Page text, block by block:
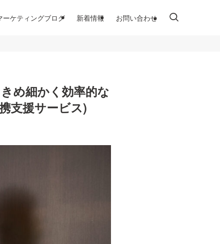
ーケティングブログ 新着情報 お問い合わせ
め細かく効率的な
支援サービス)